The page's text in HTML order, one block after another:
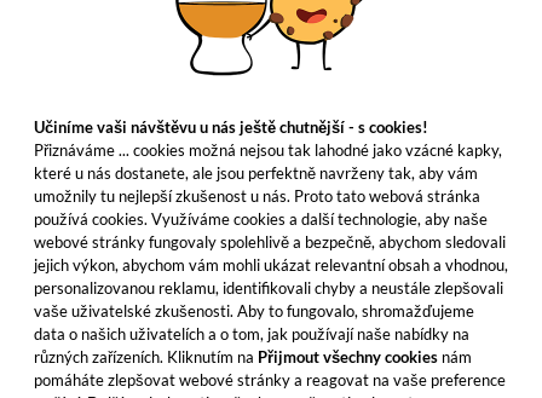
Učiníme vaši návštěvu u nás ještě chutnější - s cookies!
Přiznáváme ... cookies možná nejsou tak lahodné jako vzácné kapky,
které u nás dostanete, ale jsou perfektně navrženy tak, aby vám
umožnily tu nejlepší zkušenost u nás. Proto tato webová stránka
používá cookies. Využíváme cookies a další technologie, aby naše
webové stránky fungovaly spolehlivě a bezpečně, abychom sledovali
jejich výkon, abychom vám mohli ukázat relevantní obsah a vhodnou,
personalizovanou reklamu, identifikovali chyby a neustále zlepšovali
vaše uživatelské zkušenosti. Aby to fungovalo, shromažďujeme
data o našich uživatelích a o tom, jak používají naše nabídky na
různých zařízeních. Kliknutím na Přijmout všechny cookies nám
pomáháte zlepšovat webové stránky a reagovat na vaše preference